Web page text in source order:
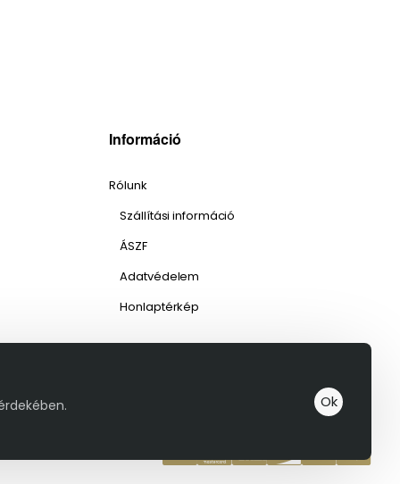
Ok
Információ
Rólunk
Szállítási információ
ÁSZF
Adatvédelem
Honlaptérkép